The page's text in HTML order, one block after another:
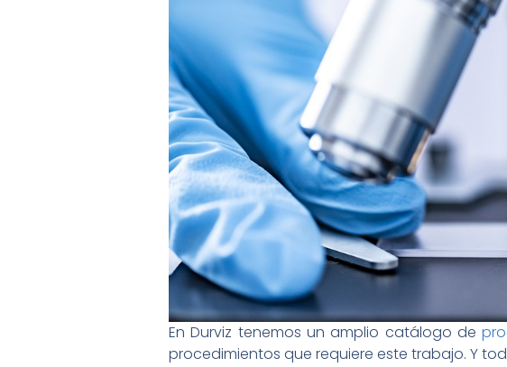
En Durviz tenemos un amplio catálogo de
procedimientos que requiere este trabajo. Y